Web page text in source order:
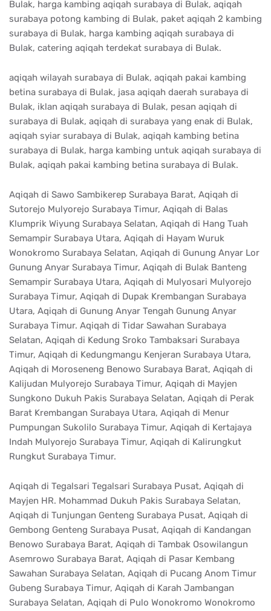
Bulak, harga kambing aqiqah surabaya di Bulak, aqiqah
surabaya potong kambing di Bulak, paket aqiqah 2 kambing
surabaya di Bulak, harga kambing aqiqah surabaya di
Bulak, catering aqiqah terdekat surabaya di Bulak.
aqiqah wilayah surabaya di Bulak, aqiqah pakai kambing
betina surabaya di Bulak, jasa aqiqah daerah surabaya di
Bulak, iklan aqiqah surabaya di Bulak, pesan aqiqah di
surabaya di Bulak, aqiqah di surabaya yang enak di Bulak,
aqiqah syiar surabaya di Bulak, aqiqah kambing betina
surabaya di Bulak, harga kambing untuk aqiqah surabaya di
Bulak, aqiqah pakai kambing betina surabaya di Bulak.
Aqiqah di Sawo Sambikerep Surabaya Barat, Aqiqah di
Sutorejo Mulyorejo Surabaya Timur, Aqiqah di Balas
Klumprik Wiyung Surabaya Selatan, Aqiqah di Hang Tuah
Semampir Surabaya Utara, Aqiqah di Hayam Wuruk
Wonokromo Surabaya Selatan, Aqiqah di Gunung Anyar Lor
Gunung Anyar Surabaya Timur, Aqiqah di Bulak Banteng
Semampir Surabaya Utara, Aqiqah di Mulyosari Mulyorejo
Surabaya Timur, Aqiqah di Dupak Krembangan Surabaya
Utara, Aqiqah di Gunung Anyar Tengah Gunung Anyar
Surabaya Timur. Aqiqah di Tidar Sawahan Surabaya
Selatan, Aqiqah di Kedung Sroko Tambaksari Surabaya
Timur, Aqiqah di Kedungmangu Kenjeran Surabaya Utara,
Aqiqah di Moroseneng Benowo Surabaya Barat, Aqiqah di
Kalijudan Mulyorejo Surabaya Timur, Aqiqah di Mayjen
Sungkono Dukuh Pakis Surabaya Selatan, Aqiqah di Perak
Barat Krembangan Surabaya Utara, Aqiqah di Menur
Pumpungan Sukolilo Surabaya Timur, Aqiqah di Kertajaya
Indah Mulyorejo Surabaya Timur, Aqiqah di Kalirungkut
Rungkut Surabaya Timur.
Aqiqah di Tegalsari Tegalsari Surabaya Pusat, Aqiqah di
Mayjen HR. Mohammad Dukuh Pakis Surabaya Selatan,
Aqiqah di Tunjungan Genteng Surabaya Pusat, Aqiqah di
Gembong Genteng Surabaya Pusat, Aqiqah di Kandangan
Benowo Surabaya Barat, Aqiqah di Tambak Osowilangun
Asemrowo Surabaya Barat, Aqiqah di Pasar Kembang
Sawahan Surabaya Selatan, Aqiqah di Pucang Anom Timur
Gubeng Surabaya Timur, Aqiqah di Karah Jambangan
Surabaya Selatan, Aqiqah di Pulo Wonokromo Wonokromo